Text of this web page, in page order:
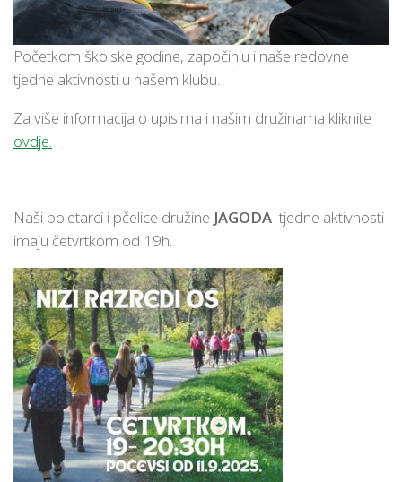
Početkom školske godine, započinju i naše redovne
tjedne aktivnosti u našem klubu.
Za više informacija o upisima i našim družinama kliknite
ovdje.
Naši poletarci i pčelice družine JAGODA tjedne aktivnosti
imaju četvrtkom od 19h.